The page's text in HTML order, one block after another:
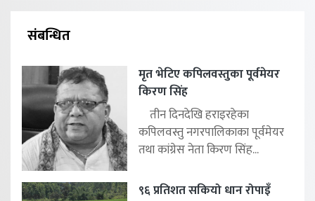
संबन्धित
मृत भेटिए कपिलवस्तुका पूर्वमेयर
किरण सिंह
तीन दिनदेखि हराइरहेका
कपिलवस्तु नगरपालिकाका पूर्वमेयर
तथा कांग्रेस नेता किरण सिंह...
९६ प्रतिशत सकियो धान रोपाइँ